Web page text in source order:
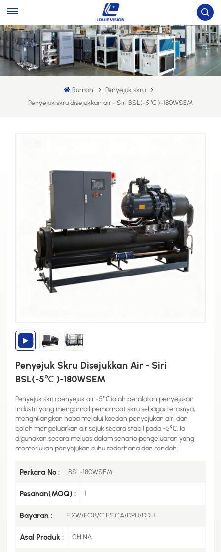
Rumah
Penyejuk skru
Penyejuk skru disejukkan air - Siri BSL(-5℃ )-180WSEM
Penyejuk Skru Disejukkan Air - Siri
BSL(-5℃ )-180WSEM
Penyejuk skru penyejuk air -5℃ ialah peralatan penyejukan
industri yang mengambil pemampat skru sebagai terasnya,
menghilangkan haba melalui kaedah penyejukan air, dan
boleh mengeluarkan air sejuk secara stabil pada -5℃. Ia
digunakan secara meluas dalam senario pengeluaran yang
memerlukan penyejukan suhu sederhana dan rendah.
Perkara No : BSL-180WSEM
Pesanan(MOQ) : 1
Bayaran : EXW/FOB/CIF/FCA/DPU/DDU
Asal Produk : CHINA